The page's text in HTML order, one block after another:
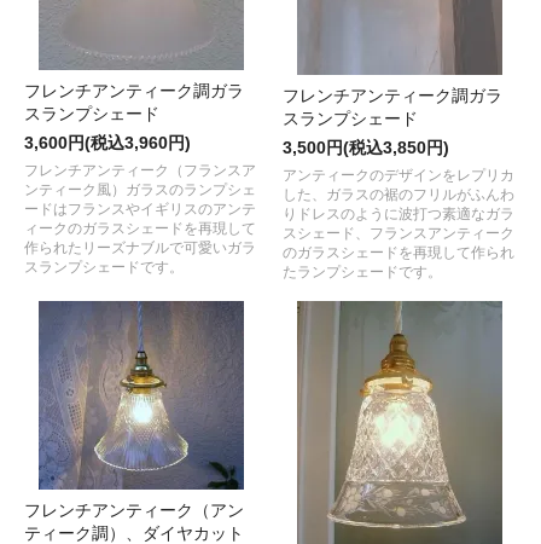
フレンチアンティーク調ガラ
スランプシェード
3,600円(税込3,960円)
フレンチアンティーク（フランスア
ンティーク風）ガラスのランプシェ
ードはフランスやイギリスのアンテ
ィークのガラスシェードを再現して
作られたリーズナブルで可愛いガラ
スランプシェードです。
フレンチアンティーク調ガラ
スランプシェード
3,500円(税込3,850円)
アンティークのデザインをレプリカ
した、ガラスの裾のフリルがふんわ
りドレスのように波打つ素適なガラ
スシェード、フランスアンティーク
のガラスシェードを再現して作られ
たランプシェードです。
フレンチアンティーク（アン
ティーク調）、ダイヤカット